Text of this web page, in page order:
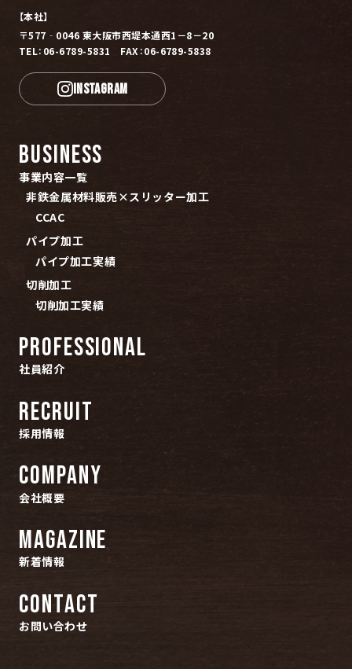
【本社】
〒577‐0046 東大阪市西堤本通西1－8－20
TEL：06-6789-5831 FAX：06-6789-5838
INSTAGRAM
BUSINESS
事業内容一覧
非鉄金属材料販売×スリッター加工
CCAC
パイプ加工
パイプ加工実績
切削加工
切削加工実績
PROFESSIONAL
社員紹介
RECRUIT
採用情報
COMPANY
会社概要
MAGAZINE
新着情報
CONTACT
お問い合わせ